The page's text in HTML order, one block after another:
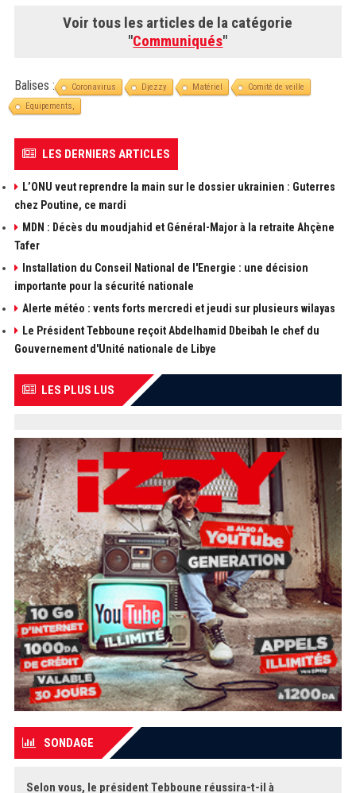
Voir tous les articles de la catégorie
"Communiqués"
Balises : Coronavirus Djezzy Matériel
Comité de veille
Equipements,
LES DERNIERS ARTICLES
L’ONU veut reprendre la main sur le dossier ukrainien : Guterres
chez Poutine, ce mardi
MDN : Décès du moudjahid et Général-Major à la retraite Ahçène
Tafer
Installation du Conseil National de l'Energie : une décision
importante pour la sécurité nationale
Alerte météo : vents forts mercredi et jeudi sur plusieurs wilayas
Le Président Tebboune reçoit Abdelhamid Dbeibah le chef du
Gouvernement d'Unité nationale de Libye
LES PLUS LUS
SONDAGE
Selon vous, le président Tebboune réussira-t-il à